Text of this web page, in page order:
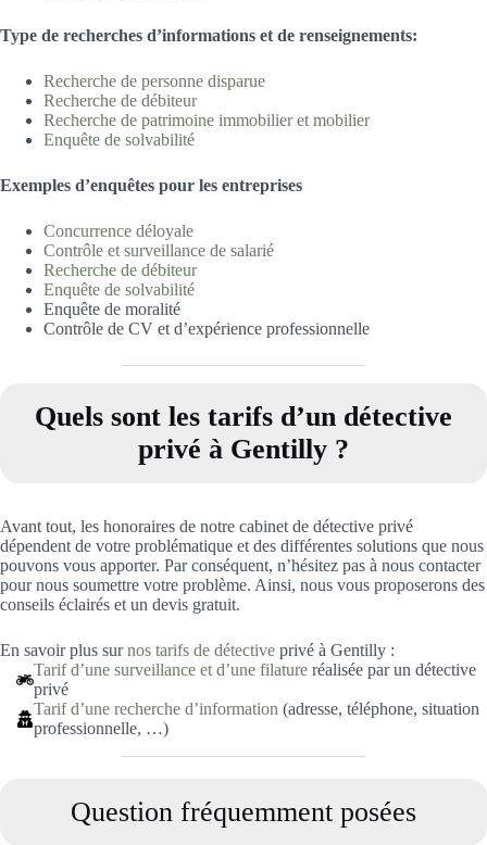
Type de recherches d’informations et de renseignements:
Recherche de personne disparue
Recherche de débiteur
Recherche de patrimoine immobilier et mobilier
Enquête de solvabilité
Exemples d’enquêtes pour les entreprises
Concurrence déloyale
Contrôle et surveillance de salarié
Recherche de débiteur
Enquête de solvabilité
Enquête de moralité
Contrôle de CV et d’expérience professionnelle
Quels sont les tarifs d’un détective
privé à Gentilly ?
Avant tout, les honoraires de notre cabinet de détective privé
dépendent de votre problématique et des différentes solutions que nous
pouvons vous apporter. Par conséquent, n’hésitez pas à nous contacter
pour nous soumettre votre problème. Ainsi, nous vous proposerons des
conseils éclairés et un devis gratuit.
En savoir plus surnos tarifs de détective privé à Gentilly :
Tarif d’une surveillance et d’une filature réalisée par un détective
privé
Tarif d’une recherche d’information (adresse, téléphone, situation
professionnelle, …)
Question fréquemment posées